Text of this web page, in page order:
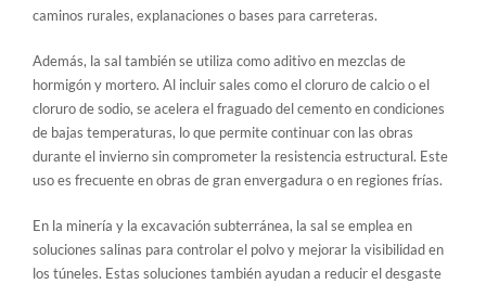
caminos rurales, explanaciones o bases para carreteras.
Además, la sal también se utiliza como aditivo en mezclas de
hormigón y mortero. Al incluir sales como el cloruro de calcio o el
cloruro de sodio, se acelera el fraguado del cemento en condiciones
de bajas temperaturas, lo que permite continuar con las obras
durante el invierno sin comprometer la resistencia estructural. Este
uso es frecuente en obras de gran envergadura o en regiones frías.
En la minería y la excavación subterránea, la sal se emplea en
soluciones salinas para controlar el polvo y mejorar la visibilidad en
los túneles. Estas soluciones también ayudan a reducir el desgaste